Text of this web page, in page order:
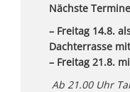
Nächste
– Freitag 14.8.
Dachterrasse
– Freitag 21.8.
Ab 21.00 Uhr